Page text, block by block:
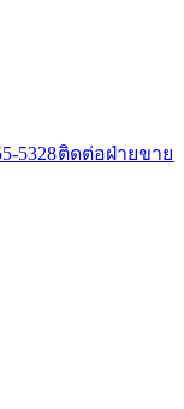
5328​​ติดต่อฝ่ายขาย​​